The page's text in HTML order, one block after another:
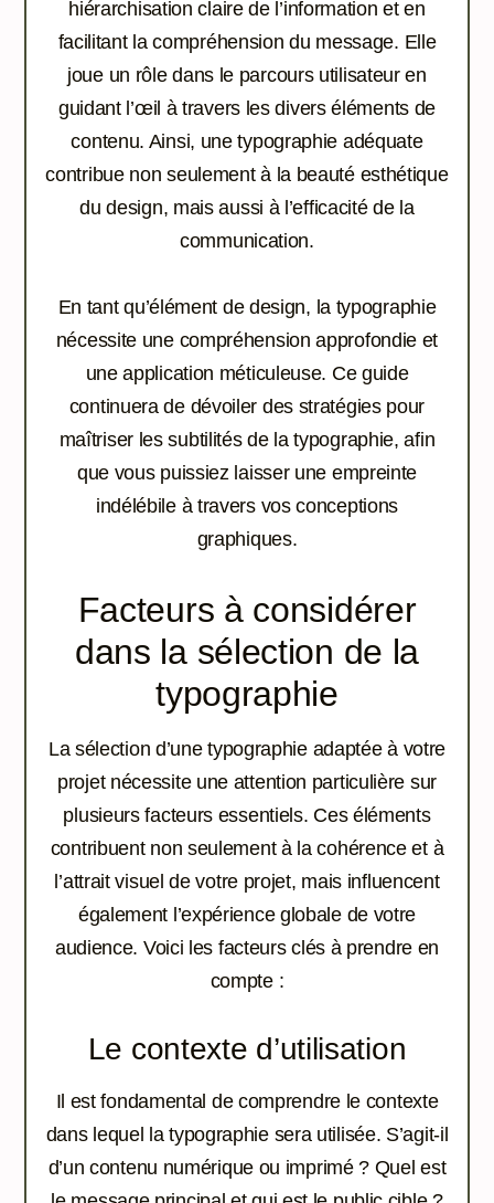
hiérarchisation claire de l’information et en
facilitant la compréhension du message. Elle
joue un rôle dans le parcours utilisateur en
guidant l’œil à travers les divers éléments de
contenu. Ainsi, une typographie adéquate
contribue non seulement à la beauté esthétique
du design, mais aussi à l’efficacité de la
communication.
En tant qu’élément de design, la typographie
nécessite une compréhension approfondie et
une application méticuleuse. Ce guide
continuera de dévoiler des stratégies pour
maîtriser les subtilités de la typographie, afin
que vous puissiez laisser une empreinte
indélébile à travers vos conceptions
graphiques.
Facteurs à considérer
dans la sélection de la
typographie
La sélection d’une typographie adaptée à votre
projet nécessite une attention particulière sur
plusieurs facteurs essentiels. Ces éléments
contribuent non seulement à la cohérence et à
l’attrait visuel de votre projet, mais influencent
également l’expérience globale de votre
audience. Voici les facteurs clés à prendre en
compte :
Le contexte d’utilisation
Il est fondamental de comprendre le contexte
dans lequel la typographie sera utilisée. S’agit-il
d’un contenu numérique ou imprimé ? Quel est